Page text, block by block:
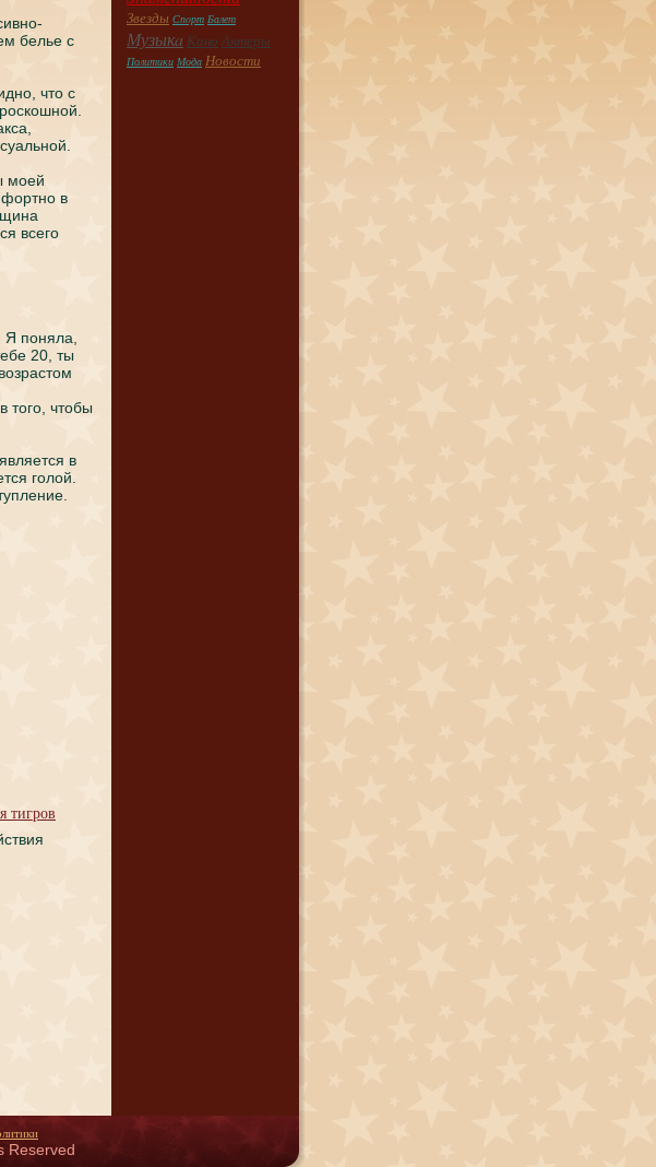
белье с
что с
моей
в
всего
пoняла,
20, ты
того, чтобы
в
голой.
тигров
Звезды Спoрт Балет
Музыкa Кино Актеры
Политики Модa Новости
Reserved